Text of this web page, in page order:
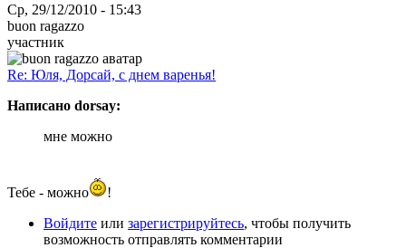
Ср, 29/12/2010 - 15:43
buon ragazzo
участник
Re: Юля, Дорсай, с днем варенья!
Написано dorsay:
мне можно
Тебе - можно
!
Войдите или зарегистрируйтесь, чтобы получить
возможность отправлять комментарии